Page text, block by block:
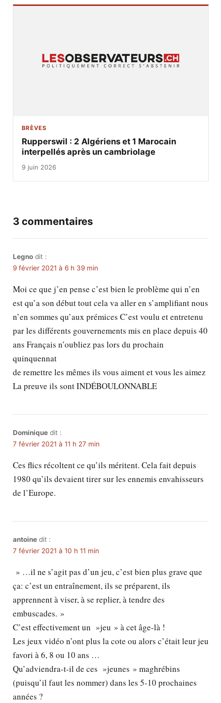
BRÈVES
Rupperswil : 2 Algériens et 1 Marocain
interpellés après un cambriolage
9 juin 2026
3 commentaires
Legno dit :
9 février 2021 à 6 h 39 min
Moi ce que j’en pense c’est bien le problème qui n’en
est qu’a son début tout cela va aller en s’amplifiant nous
n’en sommes qu’aux prémices C’est voulu et entretenu
par les différents gouvernements mis en place depuis 40
ans Français n’oubliez pas lors du prochain
quinquennat
de remettre les mêmes ils vous aiment et vous les aimez
La preuve ils sont INDÉBOULONNABLE
Dominique dit :
7 février 2021 à 11 h 27 min
Ces flics récoltent ce qu’ils méritent. Cela fait depuis
1980 qu’ils devaient tirer sur les ennemis envahisseurs
de l’Europe.
antoine dit :
7 février 2021 à 10 h 11 min
» …il ne s’agit pas d’un jeu, c’est bien plus grave que
ça: c’est un entraînement, ils se préparent, ils
apprennent à viser, à se replier, à tendre des
embuscades. »
C’est effectivement un »jeu » à cet âge-là !
Les jeux vidéo n’ont plus la cote ou alors c’était leur jeu
favori à 6, 8 ou 10 ans …
Qu’adviendra-t-il de ces »jeunes » maghrébins
(puisqu’il faut les nommer) dans les 5-10 prochaines
années ?